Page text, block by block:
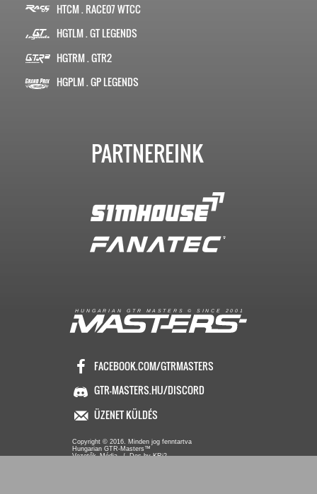
HTCM . RACE07 WTCC
HGTLM . GT LEGENDS
HGTRM . GTR2
HGPLM . GP LEGENDS
PARTNEREINK
H U N G A R I A N G T R M A S T E R S © S I N C E 2 0 0 1
FACEBOOK.COM/GTRMASTERS
GTR-MASTERS.HU/DISCORD
ÜZENET KÜLDÉS
Copyright © 2016. Minden jog fenntartva
Hungarian GTR-Masters™
Vezetők Média / Des by KRi2